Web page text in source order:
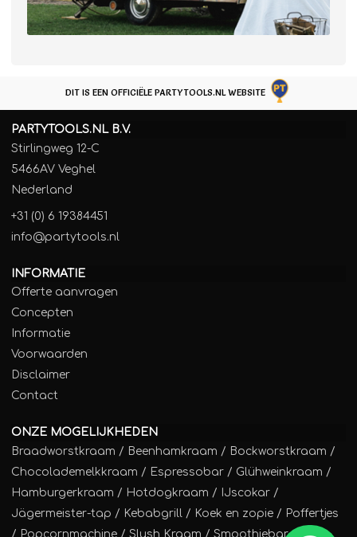
DIT IS EEN OFFICIËLE PARTYTOOLS.NL WEBSITE
PARTYTOOLS.NL B.V.
Stirlingweg 12-C
5466AV Veghel
Nederland
+31 (0) 6 19384451
info@partytools.nl
INFORMATIE
Offerte aanvragen
Concepten
Informatie
Voorwaarden
Disclaimer
Contact
ONZE MOGELIJKHEDEN
Braadworstkraam / Beenhamkraam / Bockworstkraam /
Chocolademelkkraam / Espressobar / Glühweinkraam /
Hamburgerkraam / Hotdogkraam / IJscokar /
Jägermeister-tap / Kebabgrill / Koek en zopie / Poffertjes
/ Popcornmachine / Slush Kraam / Smoothiebar/